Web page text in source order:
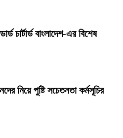
চার্টার্ড বাংলাদেশ-এর বিশেষ
নিয়ে পুষ্টি সচেতনতা কর্মসূচির